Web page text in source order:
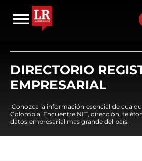
DIRECTORIO
EMPRESARIAL
¡Conozca la información esencial de
Colombia! Encuentre NIT, dirección,
datos empresarial mas grande del país.